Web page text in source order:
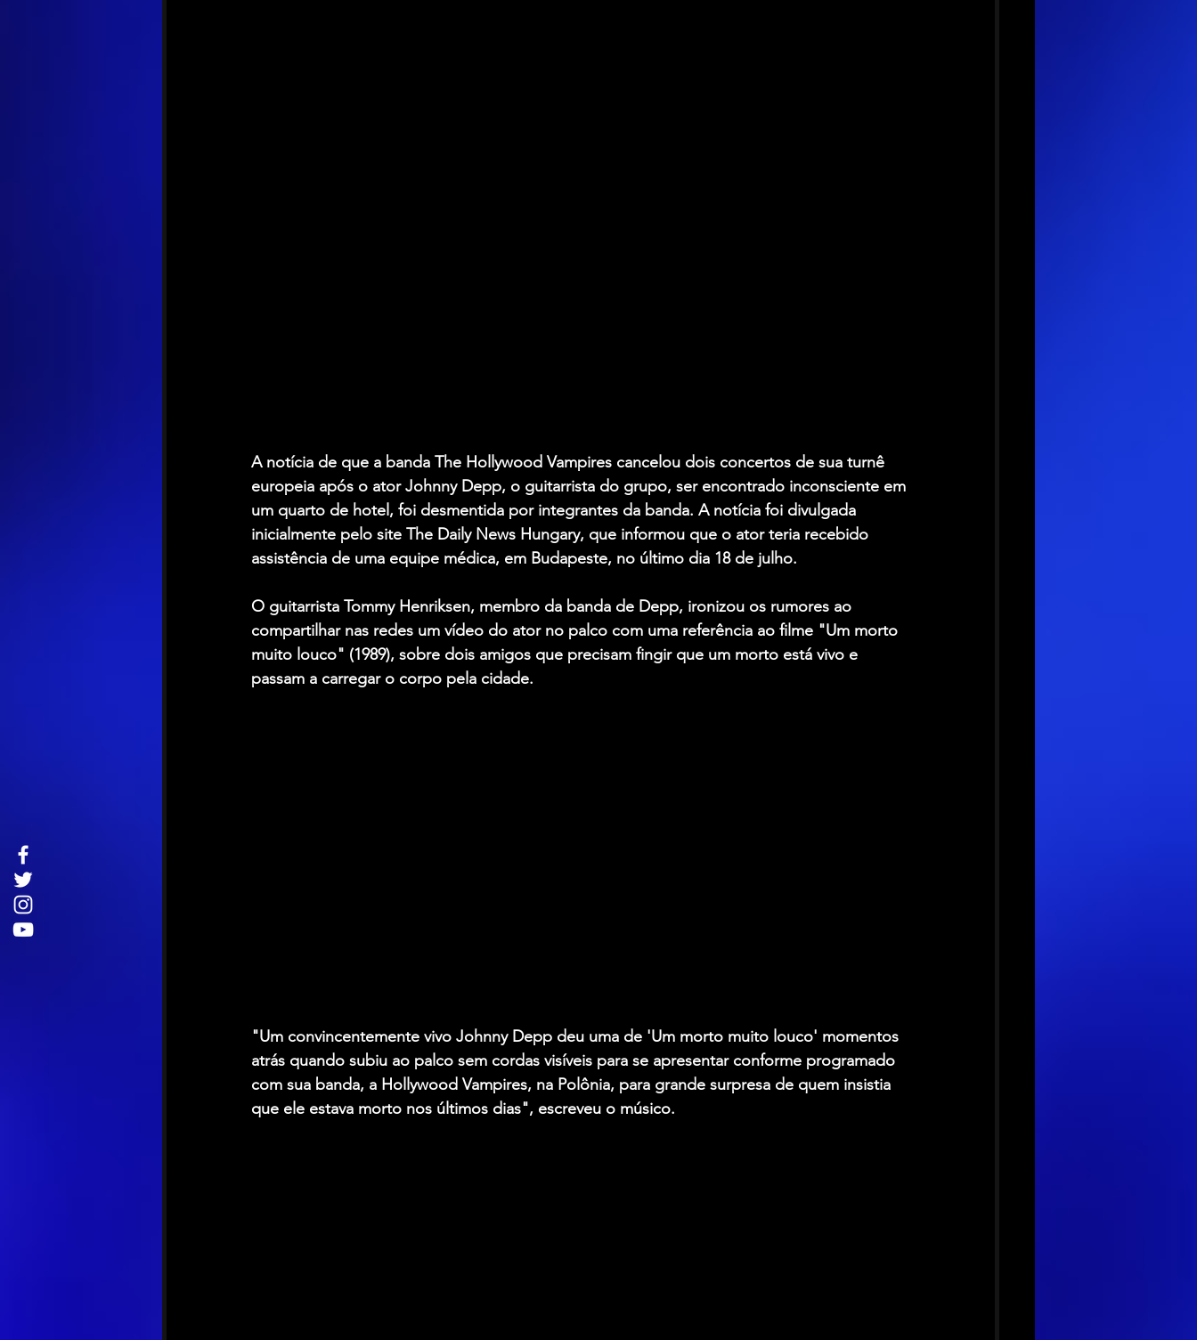
A notícia de que a banda The Hollywood Vampires cancelou dois concertos de sua turnê
europeia após o ator Johnny Depp, o guitarrista do grupo, ser encontrado inconsciente em
um quarto de hotel, foi desmentida por integrantes da banda. A notícia foi divulgada
inicialmente pelo site The Daily News Hungary, que informou que o ator teria recebido
assistência de uma equipe médica, em Budapeste, no último dia 18 de julho.
O guitarrista Tommy Henriksen, membro da banda de Depp, ironizou os rumores ao
compartilhar nas redes um vídeo do ator no palco com uma referência ao filme "Um morto
muito louco" (1989), sobre dois amigos que precisam fingir que um morto está vivo e
passam a carregar o corpo pela cidade.
"Um convincentemente vivo Johnny Depp deu uma de 'Um morto muito louco' momentos
atrás quando subiu ao palco sem cordas visíveis para se apresentar conforme programado
com sua banda, a Hollywood Vampires, na Polônia, para grande surpresa de quem insistia
que ele estava morto nos últimos dias", escreveu o músico.